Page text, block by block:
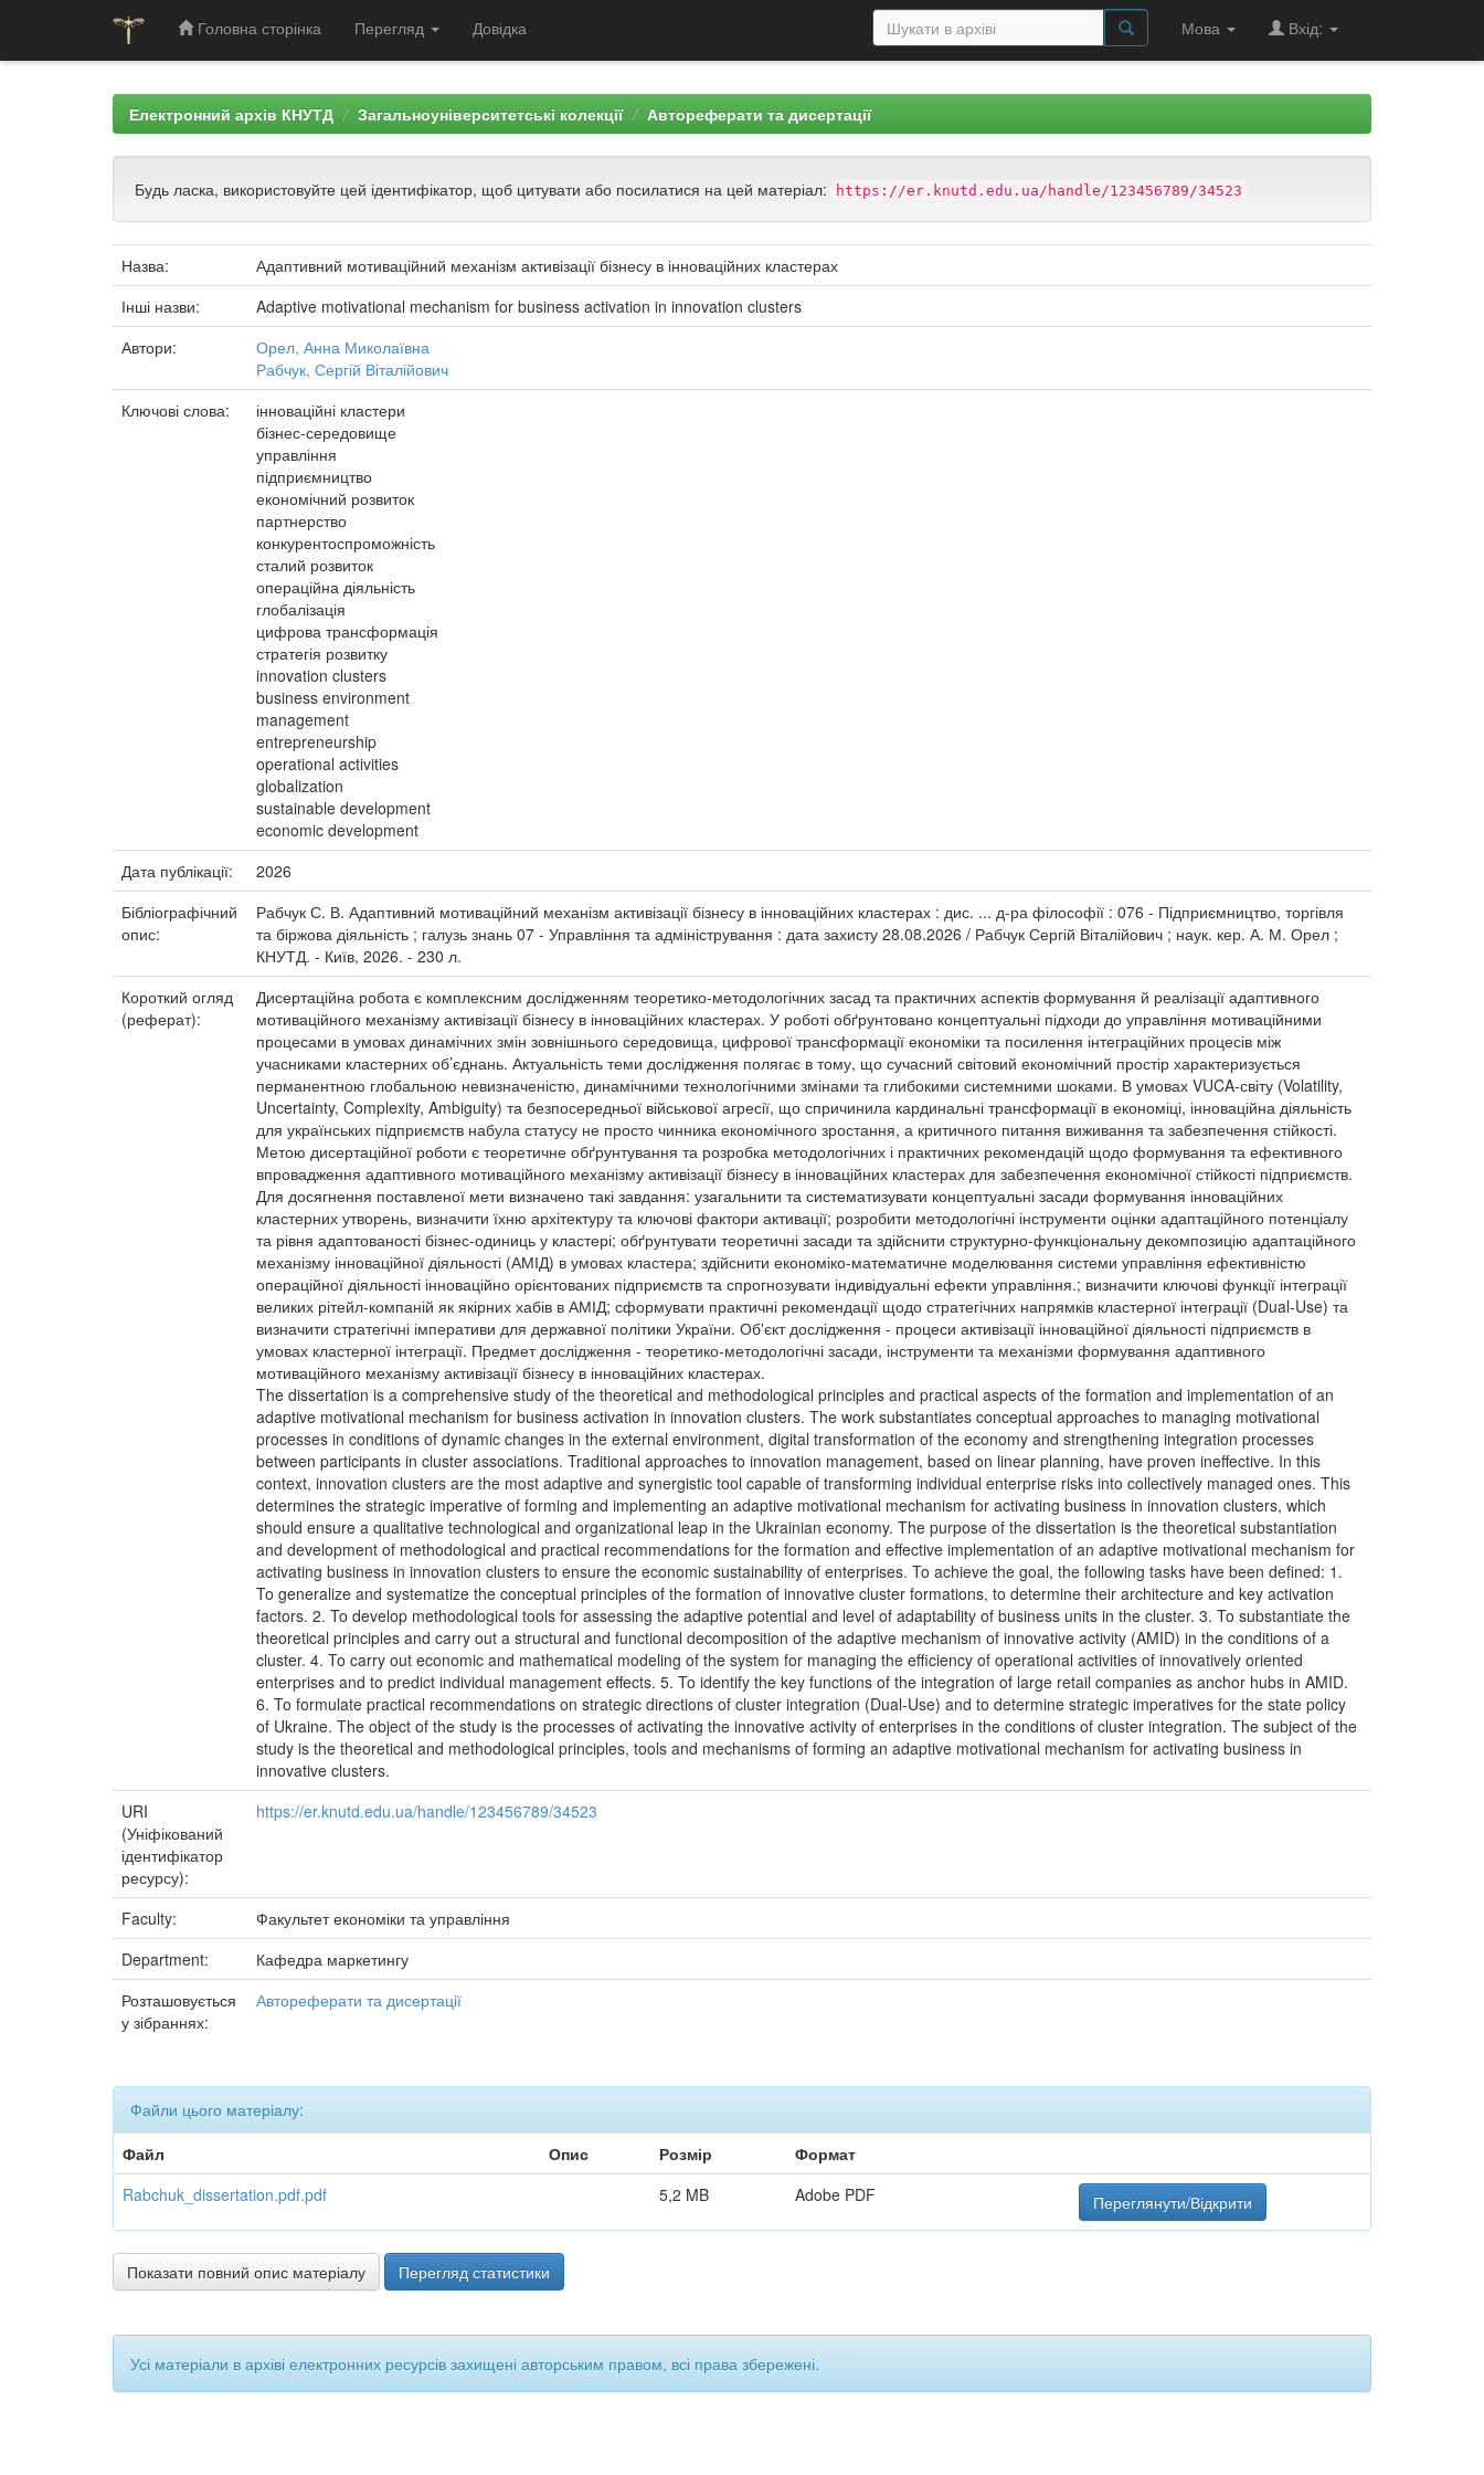
Головна сторінка Перегляд Довідка Мова Вхід:
Електронний архів КНУТД Загальноуніверситетські колекції Автореферати та дисертації
Будь ласка, використовуйте цей ідентифікатор, щоб цитувати або посилатися на цей матеріал: https://er.knutd.edu.ua/handle/123456789/34523
Назва:
Адаптивний мотиваційний механізм активізації бізнесу в інноваційних кластерах
Інші назви:
Adaptive motivational mechanism for business activation in innovation clusters
Автори:
Орел, Анна Миколаївна
Рабчук, Сергій Віталійович
Ключові слова:
інноваційні кластери
бізнес-середовище
управління
підприємництво
економічний розвиток
партнерство
конкурентоспроможність
сталий розвиток
операційна діяльність
глобалізація
цифрова трансформація
стратегія розвитку
innovation clusters
business environment
management
entrepreneurship
operational activities
globalization
sustainable development
economic development
Дата публікації:
2026
Бібліографічний
опис:
Рабчук С. В. Адаптивний мотиваційний механізм активізації бізнесу в інноваційних кластерах : дис. ... д-ра філософії : 076 - Підприємництво, торгівля
та біржова діяльність ; галузь знань 07 - Управління та адміністрування : дата захисту 28.08.2026 / Рабчук Сергій Віталійович ; наук. кер. А. М. Орел ;
КНУТД. - Київ, 2026. - 230 л.
Короткий огляд
(реферат):
Дисертаційна робота є комплексним дослідженням теоретико-методологічних засад та практичних аспектів формування й реалізації адаптивного
мотиваційного механізму активізації бізнесу в інноваційних кластерах. У роботі обґрунтовано концептуальні підходи до управління мотиваційними
процесами в умовах динамічних змін зовнішнього середовища, цифрової трансформації економіки та посилення інтеграційних процесів між
учасниками кластерних об’єднань. Актуальність теми дослідження полягає в тому, що сучасний світовий економічний простір характеризується
перманентною глобальною невизначеністю, динамічними технологічними змінами та глибокими системними шоками. В умовах VUCA-світу (Volatility,
Uncertainty, Complexity, Ambiguity) та безпосередньої військової агресії, що спричинила кардинальні трансформації в економіці, інноваційна діяльність
для українських підприємств набула статусу не просто чинника економічного зростання, а критичного питання виживання та забезпечення стійкості.
Метою дисертаційної роботи є теоретичне обґрунтування та розробка методологічних і практичних рекомендацій щодо формування та ефективного
впровадження адаптивного мотиваційного механізму активізації бізнесу в інноваційних кластерах для забезпечення економічної стійкості підприємств.
Для досягнення поставленої мети визначено такі завдання: узагальнити та систематизувати концептуальні засади формування інноваційних
кластерних утворень, визначити їхню архітектуру та ключові фактори активації; розробити методологічні інструменти оцінки адаптаційного потенціалу
та рівня адаптованості бізнес-одиниць у кластері; обґрунтувати теоретичні засади та здійснити структурно-функціональну декомпозицію адаптаційного
механізму інноваційної діяльності (АМІД) в умовах кластера; здійснити економіко-математичне моделювання системи управління ефективністю
операційної діяльності інноваційно орієнтованих підприємств та спрогнозувати індивідуальні ефекти управління.; визначити ключові функції інтеграції
великих рітейл-компаній як якірних хабів в АМІД; сформувати практичні рекомендації щодо стратегічних напрямків кластерної інтеграції (Dual-Use) та
визначити стратегічні імперативи для державної політики України. Об'єкт дослідження - процеси активізації інноваційної діяльності підприємств в
умовах кластерної інтеграції. Предмет дослідження - теоретико-методологічні засади, інструменти та механізми формування адаптивного
мотиваційного механізму активізації бізнесу в інноваційних кластерах.
The dissertation is a comprehensive study of the theoretical and methodological principles and practical aspects of the formation and implementation of an
adaptive motivational mechanism for business activation in innovation clusters. The work substantiates conceptual approaches to managing motivational
processes in conditions of dynamic changes in the external environment, digital transformation of the economy and strengthening integration processes
between participants in cluster associations. Traditional approaches to innovation management, based on linear planning, have proven ineffective. In this
context, innovation clusters are the most adaptive and synergistic tool capable of transforming individual enterprise risks into collectively managed ones. This
determines the strategic imperative of forming and implementing an adaptive motivational mechanism for activating business in innovation clusters, which
should ensure a qualitative technological and organizational leap in the Ukrainian economy. The purpose of the dissertation is the theoretical substantiation
and development of methodological and practical recommendations for the formation and effective implementation of an adaptive motivational mechanism for
activating business in innovation clusters to ensure the economic sustainability of enterprises. To achieve the goal, the following tasks have been defined: 1.
To generalize and systematize the conceptual principles of the formation of innovative cluster formations, to determine their architecture and key activation
factors. 2. To develop methodological tools for assessing the adaptive potential and level of adaptability of business units in the cluster. 3. To substantiate the
theoretical principles and carry out a structural and functional decomposition of the adaptive mechanism of innovative activity (AMID) in the conditions of a
cluster. 4. To carry out economic and mathematical modeling of the system for managing the efficiency of operational activities of innovatively oriented
enterprises and to predict individual management effects. 5. To identify the key functions of the integration of large retail companies as anchor hubs in AMID.
6. To formulate practical recommendations on strategic directions of cluster integration (Dual-Use) and to determine strategic imperatives for the state policy
of Ukraine. The object of the study is the processes of activating the innovative activity of enterprises in the conditions of cluster integration. The subject of the
study is the theoretical and methodological principles, tools and mechanisms of forming an adaptive motivational mechanism for activating business in
innovative clusters.
URI
(Уніфікований
ідентифікатор
ресурсу):
https://er.knutd.edu.ua/handle/123456789/34523
Faculty:
Факультет економіки та управління
Department:
Кафедра маркетингу
Розташовується
у зібраннях:
Автореферати та дисертації
Файли цього матеріалу:
Файл
Опис Розмір
Формат
Rabchuk_dissertation.pdf.pdf
5,2 MB Adobe PDF Переглянути/Відкрити
Показати повний опис матеріалу Перегляд статистики
Усі матеріали в архіві електронних ресурсів захищені авторським правом, всі права збережені.